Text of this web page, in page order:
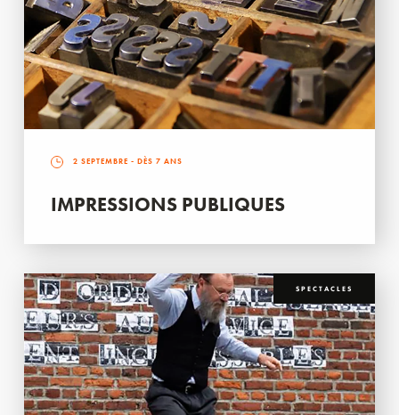
2 SEPTEMBRE - DÈS 7 ANS
IMPRESSIONS PUBLIQUES
SPECTACLES